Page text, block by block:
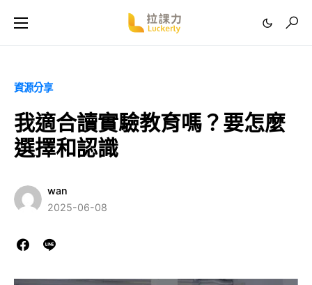
資源分享
我適合讀實驗教育嗎？要怎麼
選擇和認識
wan
2025-06-08